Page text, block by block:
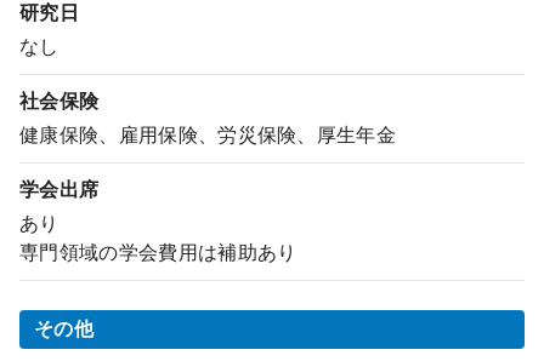
研究日
なし
社会保険
健康保険、雇用保険、労災保険、厚生年金
学会出席
あり
専門領域の学会費用は補助あり
その他